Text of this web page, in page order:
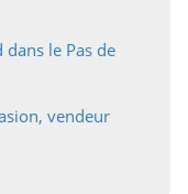
dans le Pas de
vendeur